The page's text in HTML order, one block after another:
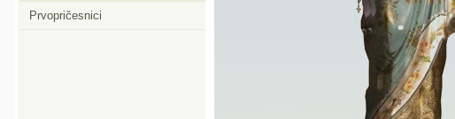
Prvopričesnici